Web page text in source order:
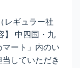
レギュラー社
】 中四国・九
ート」内のい
していただき